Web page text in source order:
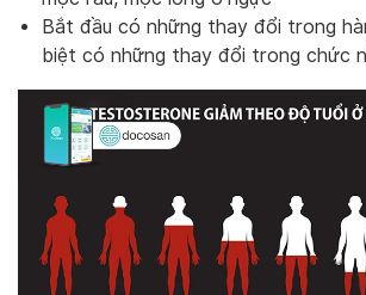
Bắt đầu có những thay đổi trong
biệt có những thay đổi trong chức